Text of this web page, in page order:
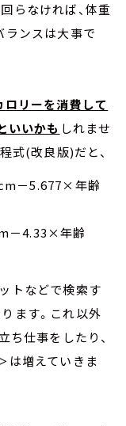
らなければ、体重
ランスは大事で
ロリーを消費して
いいかも しれませ
式(改良版)だと、
－5.677×年齢
－4.33×年齢
トなどで検索す
ます。これ以外
ち仕事をしたり、
は増えていきま